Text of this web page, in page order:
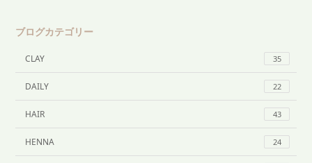
ブログカテゴリー
CLAY 35
DAILY 22
HAIR 43
HENNA 24